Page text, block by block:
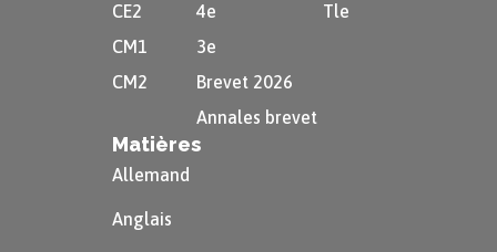
CE2
CM1
CM2
4e
3e
Brevet 2026
Annales brevet
Tle
Matières
Allemand
Anglais